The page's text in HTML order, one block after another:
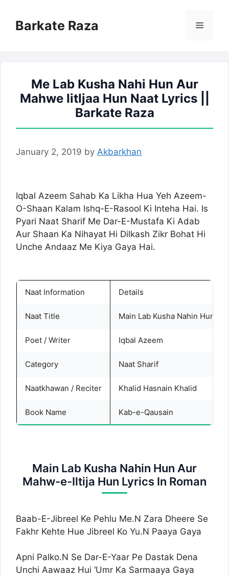
contentBarkate Raza Menu
Me Lab Kusha Nahi Hun Aur
Mahwe IitIjaa Hun Naat Lyrics ||
Barkate Raza
January 2, 2019 by Akbarkhan
Iqbal Azeem Sahab Ka Likha Hua Yeh Azeem-
O-Shaan Kalam Ishq-E-Rasool Ki Inteha Hai. Is
Pyari Naat Sharif Me Dar-E-Mustafa Ki Adab
Aur Shaan Ka Nihayat Hi Dilkash Zikr Bohat Hi
Unche Andaaz Me Kiya Gaya Hai.
Naat Information Details
Naat Title Main Lab Kusha Nahin Hun
Poet / Writer Iqbal Azeem
Category Naat Sharif
Naatkhawan / Reciter Khalid Hasnain Khalid
Book Name Kab-e-Qausain
Main Lab Kusha Nahin Hun Aur
Mahw-e-Iltija Hun Lyrics In Roman
Baab-E-Jibreel Ke Pehlu Me.N Zara Dheere Se
Fakhr Kehte Hue Jibreel Ko Yu.N Paaya Gaya
Apni Palko.N Se Dar-E-Yaar Pe Dastak Dena
Unchi Aawaaz Hui ‘Umr Ka Sarmaaya Gaya